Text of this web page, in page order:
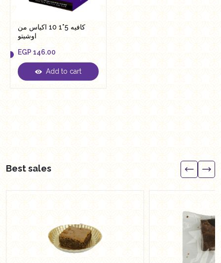
كافيه 5*1 10 اكياس من
اوشيتو
EGP 146.00
EGP 146.00
Add to cart
Best sales